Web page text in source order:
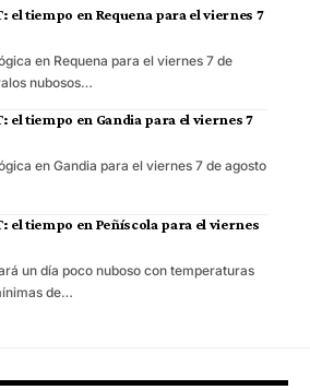
el tiempo en Requena para el viernes 7
en Requena para el viernes 7 de
nubosos…
el tiempo en Gandia para el viernes 7
en Gandia para el viernes 7 de agosto
el tiempo en Peñíscola para el viernes
un día poco nuboso con temperaturas
de…